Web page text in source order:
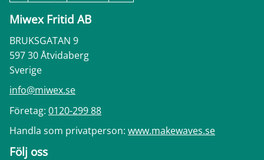
Miwex Fritid AB
BRUKSGATAN 9
597 30 Åtvidaberg
Sverige
info@miwex.se
Företag: 0120-299 88
Handla som privatperson: www.makewaves.se
Följ oss